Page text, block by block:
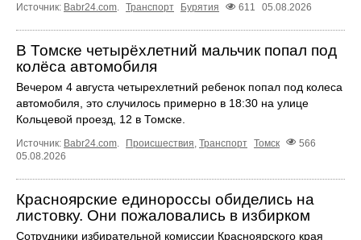
Источник: Babr24.com. Транспорт Бурятия 611 05.08.2026
В Томске четырёхлетний мальчик попал под
колёса автомобиля
Вечером 4 августа четырехлетний ребенок попал под колеса
автомобиля, это случилось примерно в 18:30 на улице
Кольцевой проезд, 12 в Томске.
Источник: Babr24.com Происшествия Транспорт Томск
566
05.08.2026
Красноярские единороссы обиделись на
листовку. Они пожаловались в избирком
Сотрудники избирательной комиссии Красноярского края